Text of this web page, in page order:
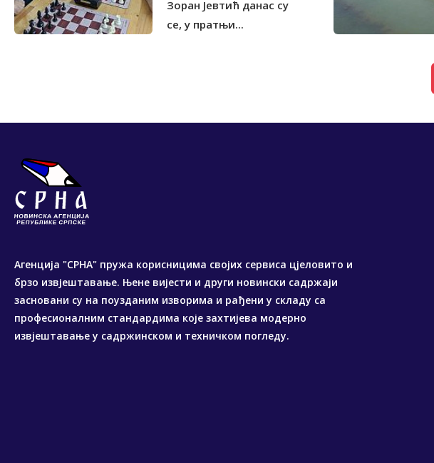
Зоран Јевтић данас су
се, у пратњи...
Агенција "СРНА" пружа корисницима својих сервиса цјеловито и
брзо извјештавање. Њене вијести и други новински садржаји
засновани су на поузданим изворима и рађени у складу са
професионалним стандардима које захтијева модерно
извјештавање у садржинском и техничком погледу.